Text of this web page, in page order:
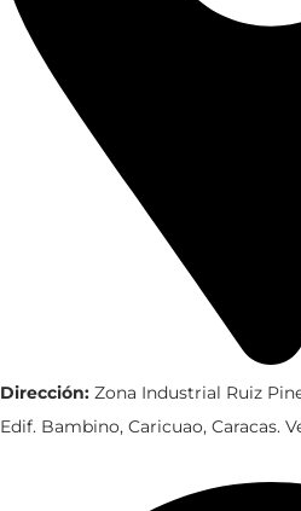
Dirección: Zona Industrial Ruiz
Edif. Bambino, Caricuao, Caracas.